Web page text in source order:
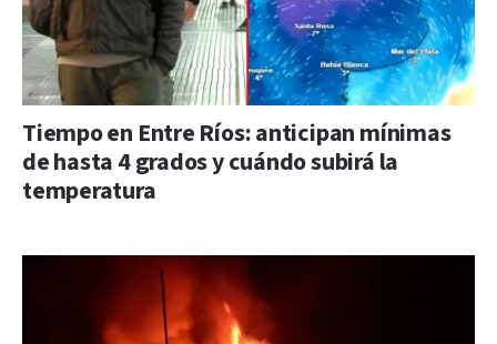
Tiempo en Entre Ríos: anticipan mínimas
de hasta 4 grados y cuándo subirá la
temperatura